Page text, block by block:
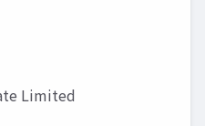
Limited